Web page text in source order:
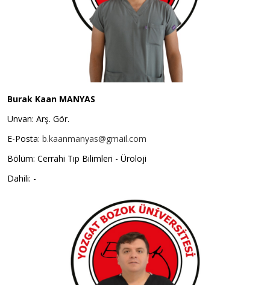
Burak Kaan MANYAS
Unvan: Arş. Gör.
E-Posta: b.kaanmanyas@gmail.com
Bölüm: Cerrahi Tıp Bilimleri - Üroloji
Dahili: -